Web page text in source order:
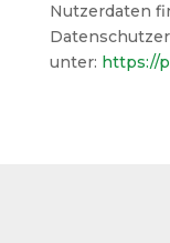
Nutzerdaten
unter: https://